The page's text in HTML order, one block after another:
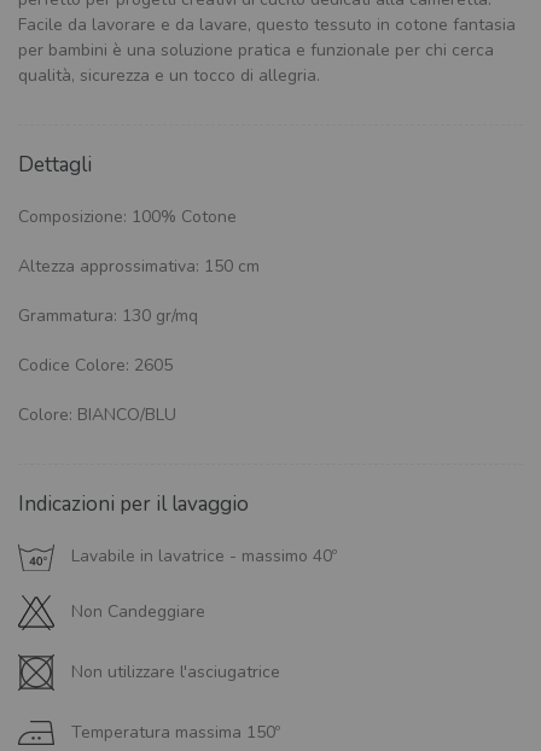
Facile da lavorare e da lavare, questo tessuto in cotone fantasia
per bambini è una soluzione pratica e funzionale per chi cerca
qualità, sicurezza e un tocco di allegria.
Dettagli
Composizione: 100% Cotone
Altezza approssimativa: 150 cm
Grammatura: 130 gr/mq
Codice Colore: 2605
Colore: BIANCO/BLU
Indicazioni per il lavaggio
Lavabile in lavatrice - massimo 40º
Non Candeggiare
Non utilizzare l'asciugatrice
Temperatura massima 150º